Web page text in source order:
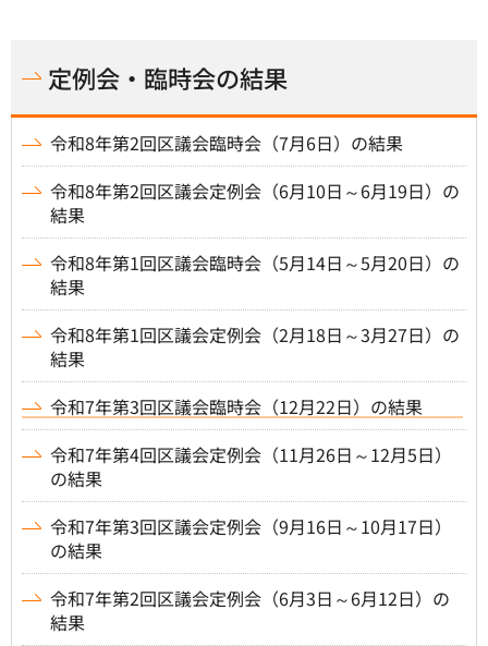
定例会・臨時会の結果
令和8年第2回区議会臨時会（7月6日）の結果
令和8年第2回区議会定例会（6月10日～6月19日）の
結果
令和8年第1回区議会臨時会（5月14日～5月20日）の
結果
令和8年第1回区議会定例会（2月18日～3月27日）の
結果
令和7年第3回区議会臨時会（12月22日）の結果
令和7年第4回区議会定例会（11月26日～12月5日）
の結果
令和7年第3回区議会定例会（9月16日～10月17日）
の結果
令和7年第2回区議会定例会（6月3日～6月12日）の
結果